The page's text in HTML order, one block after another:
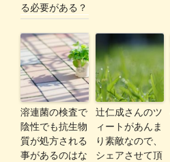
る必要がある？
溶連菌の検査で
陰性でも抗生物
質が処方される
事があるのはな
辻仁成さんのツ
ィートがあんま
り素敵なので、
シェアさせて頂